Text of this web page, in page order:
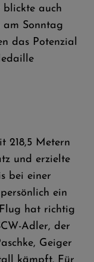
blickte auch
am Sonntag
das Potenzial
218,5 Metern
und erzielte
bei einer
ein
hat richtig
Adler, der
Geiger